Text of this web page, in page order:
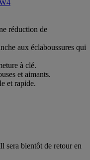
réduction de
aux éclaboussures qui
à clé.
et aimants.
et rapide.
sera bientôt de retour en